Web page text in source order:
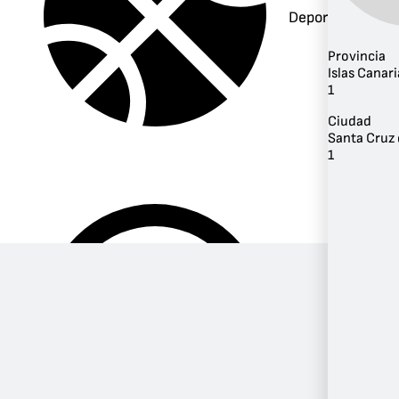
Deportes
Provincia
Islas
1
Ciudad
Santa Cruz
1